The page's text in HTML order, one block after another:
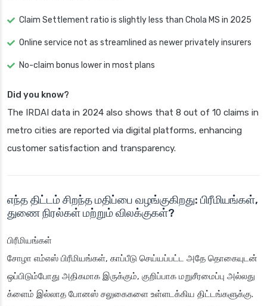
Claim Settlement ratio is slightly less than Chola MS in 2025
Online service not as streamlined as newer privately insurers
No-claim bonus lower in most plans
Did you know?
The IRDAI data in 2024 also shows that 8 out of 10 claims in
metro cities are reported via digital platforms, enhancing
customer satisfaction and transparency.
எந்த திட்டம் சிறந்த மதிப்பை வழங்குகிறது: பிரீமியங்கள்,
துணை நிரல்கள் மற்றும் விலக்குகள்?
பிரீமியங்கள்
சோழா எம்எஸ் பிரீமியங்கள், காப்பீடு செய்யப்பட்ட அதே தொகையுடன்
ஒப்பிடும்போது அதிகமாக இருக்கும், குறிப்பாக மறுசீரமைப்பு அல்லது
க்ளைம் இல்லாத போனஸ் சலுகைகளை உள்ளடக்கிய திட்டங்களுக்கு.